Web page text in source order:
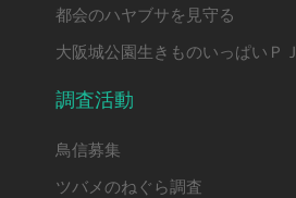
都会のハヤブサを見守る
大阪城公園生きものいっぱいＰＪ
調査活動
鳥信募集
ツバメのねぐら調査